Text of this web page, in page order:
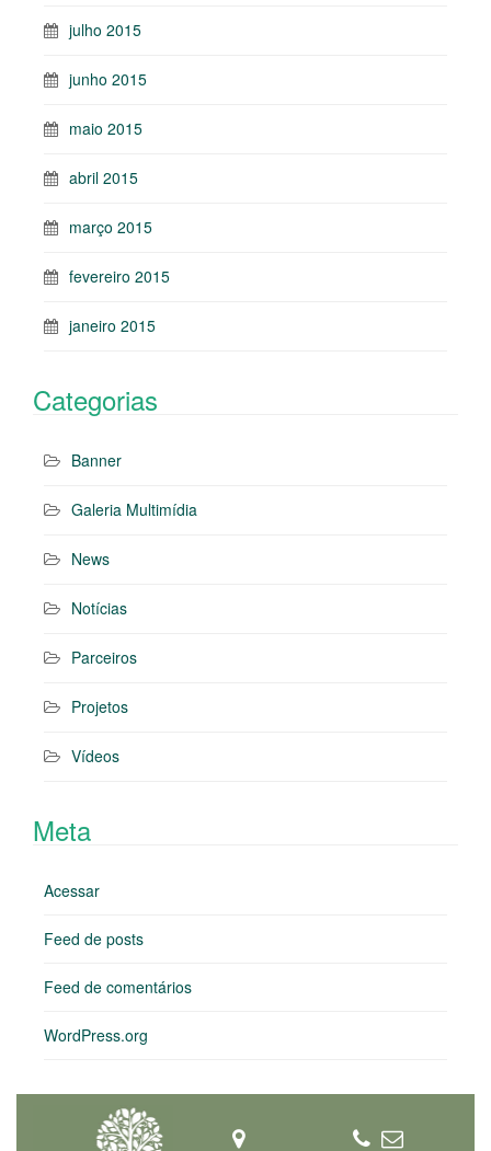
julho 2015
junho 2015
maio 2015
abril 2015
março 2015
fevereiro 2015
janeiro 2015
Categorias
Banner
Galeria Multimídia
News
Notícias
Parceiros
Projetos
Vídeos
Meta
Acessar
Feed de posts
Feed de comentários
WordPress.org